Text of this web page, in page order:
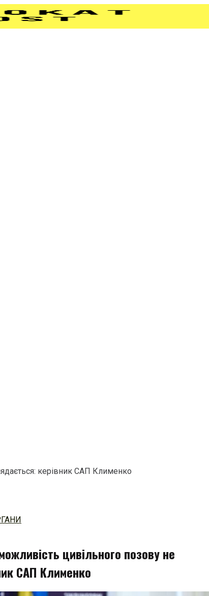
керівник САП Клименко
цивільного позову не
САП Клименко